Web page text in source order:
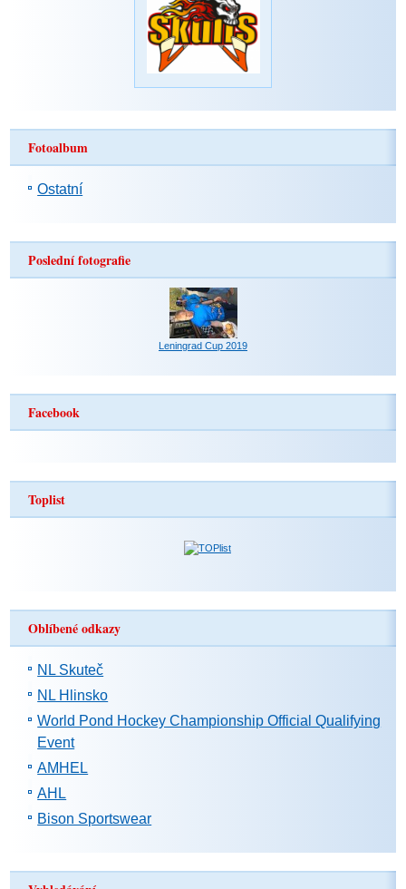
Fotoalbum
Ostatní
Poslední fotografie
Leningrad Cup 2019
Facebook
Toplist
Oblíbené odkazy
NL Skuteč
NL Hlinsko
World Pond Hockey Championship Official Qualifying
Event
AMHEL
AHL
Bison Sportswear